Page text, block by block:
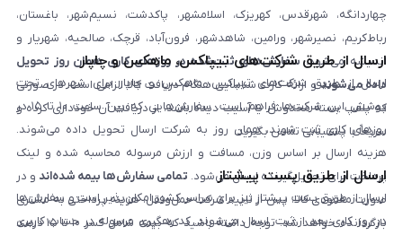
چهاردانگه، شهرقدس، کهریزک، اسلامشهر، پاکدشت، نسیم‌شهر، باغستان،
رباط‌کریم، نصیرشهر، ورامین، شاهدشهر، فرون‌آباد، قرچک، صالحیه، شهریار و
اندیشه می‌شود. سفارش‌های ثبت‌شده در روزهای کاری همان روز تحویل
داده می‌شوندو ارائه کارت شناسایی هنگام دریافت کالا الزامی است. در صورتی
که پلمپ بسته مخدوش یا آسیب دیده باشد، از دریافت آن خودداری کرده و
سریعاً با پشتیبانی تماس بگیرید.
ارسال از طریق شرکت‌های تیپاکس، ماهکس و چاپار
ارسال از طریق شرکت‌های تیپاکس، ماهکس و چاپار برای شهرهای تحت
پوشش این شرکت‌ها فراهم است. سفارش‌هایی که بین ساعت ۱۰ تا ۱۵ در
روزهای کاری ثبت شوند، همان روز به شرکت ارسال تحویل داده می‌شوند.
هزینه ارسال بر اساس وزن، مسافت و ارزش مرسوله محاسبه شده و لینک
پرداخت برای تحویل‌گیرنده ارسال می‌شود. تمامی سفارش‌ها بیمه شده‌اند و در
صورت مفقودی کالا، پس از تایید شرکت حمل‌ونقل، هزینه پرداختی به مشتری
بازگردانده خواهد شد. توجه داشته باشید که بیمه شامل کسر ۱۰ تا ۱۵ درصد
ارسال از طریق پست پیشتاز
ارسال از طریق پست پیشتاز نیز برای سراسر کشور امکان‌پذیر است و سفارش‌ها
در روز کاری بعد از ثبت، ارسال می‌شوند. کد رهگیری مرسوله در حساب کاربری